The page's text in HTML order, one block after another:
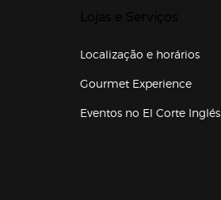
Localização e horários
Gourmet Experience
Eventos no El Corte Inglés